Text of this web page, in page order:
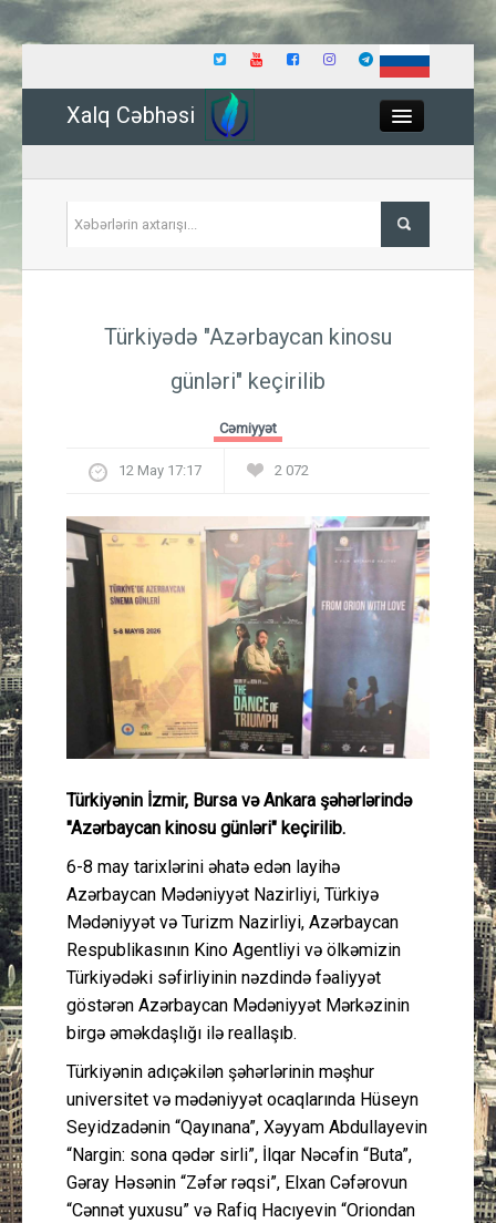
Xalq Cəbhəsi
İqtisadiyyat
Güney Azərbaycan
Mədəniyyət
Müsahibə
İdman
Layihə
Gündəm
Cəmiyyət
Peşə etikası
Əlaqə
Türkiyədə "Azərbaycan kinosu
günləri" keçirilib
Cəmiyyət
12 May 17:17 2 072
Türkiyənin İzmir, Bursa və Ankara şəhərlərində
"Azərbaycan kinosu günləri" keçirilib.
6-8 may tarixlərini əhatə edən layihə
Azərbaycan Mədəniyyət Nazirliyi, Türkiyə
Mədəniyyət və Turizm Nazirliyi, Azərbaycan
Respublikasının Kino Agentliyi və ölkəmizin
Türkiyədəki səfirliyinin nəzdində fəaliyyət
göstərən Azərbaycan Mədəniyyət Mərkəzinin
birgə əməkdaşlığı ilə reallaşıb.
Türkiyənin adıçəkilən şəhərlərinin məşhur
universitet və mədəniyyət ocaqlarında Hüseyn
Seyidzadənin “Qayınana”, Xəyyam Abdullayevin
“Nargin: sona qədər sirli”, İlqar Nəcəfin “Buta”,
Gəray Həsənin “Zəfər rəqsi”, Elxan Cəfərovun
“Cənnət yuxusu” və Rafiq Hacıyevin “Oriondan